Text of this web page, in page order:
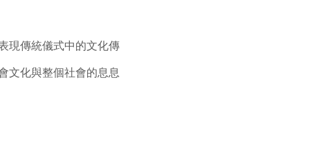
現傳統儀式中的文化傳
文化與整個社會的息息